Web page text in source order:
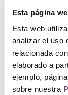
Esta página
Esta web
analizar el uso
relacionada
elaborado a
ejemplo,
sobre nuestra
Perris